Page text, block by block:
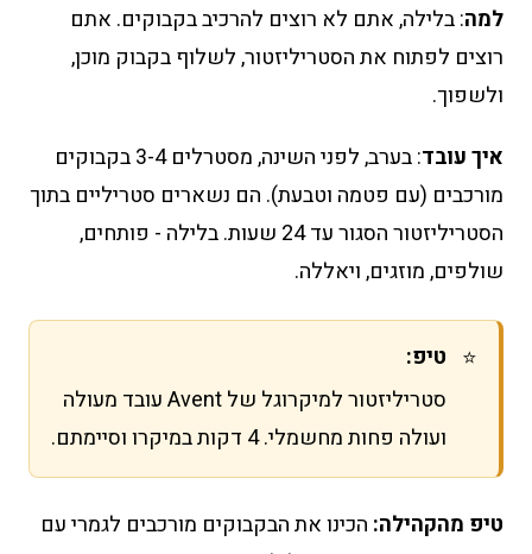
למה: בלילה, אתם לא רוצים להרכיב בקבוקים. אתם
רוצים לפתוח את הסטריליזטור, לשלוף בקבוק מוכן,
ולשפוך.
איך עובד
: בערב, לפני השינה, מסטרלים 3-4 בקבוקים
מורכבים (עם פטמה וטבעת). הם נשארים סטריליים בתוך
הסטריליזטור הסגור עד 24 שעות. בלילה - פותחים,
שולפים, מוזגים, ויאללה.
⭐ טיפ:
סטריליזטור למיקרוגל של Avent עובד מעולה
ועולה פחות מחשמלי. 4 דקות במיקרו וסיימתם.
טיפ מהקהילה: הכינו את הבקבוקים מורכבים לגמרי עם